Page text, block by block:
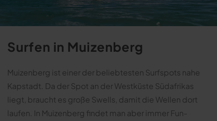
Surfen in Muizenberg
Muizenberg ist einer der beliebtesten Surfspots nahe
Kapstadt. Da der Spot an der Westküste Südafrikas
liegt, braucht es große Swells, damit die Wellen dort
laufen. In Muizenberg findet man aber immer Fun-